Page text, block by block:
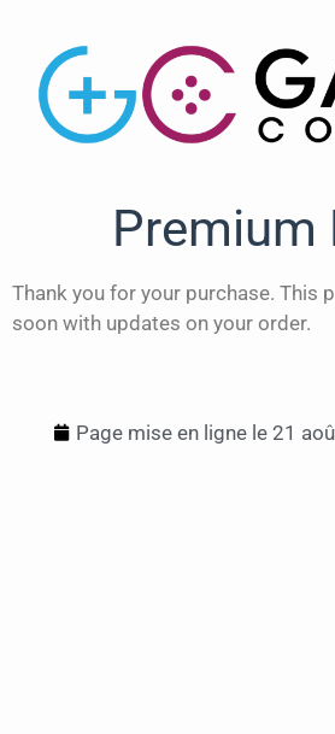
Premium
Thank you for your purchase. This
soon with updates on your order.
Page mise en ligne le 21